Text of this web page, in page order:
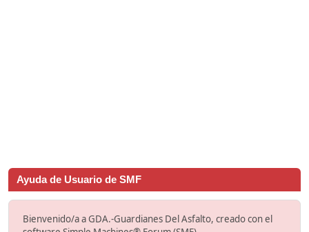
Ayuda de Usuario de SMF
Bienvenido/a a GDA.-Guardianes Del Asfalto, creado con el